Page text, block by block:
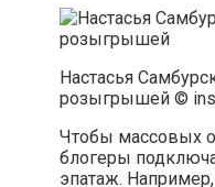
Настасья
розыгрышей ©
Чтобы массовых
блогеры
эпатаж.